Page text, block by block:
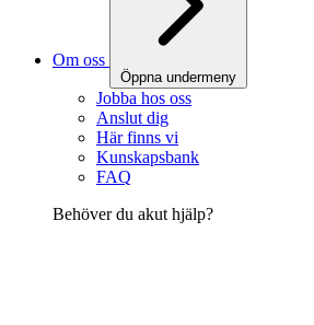
Om oss
Öppna undermeny
Jobba hos oss
Anslut dig
Här finns vi
Kunskapsbank
FAQ
Behöver du akut hjälp?